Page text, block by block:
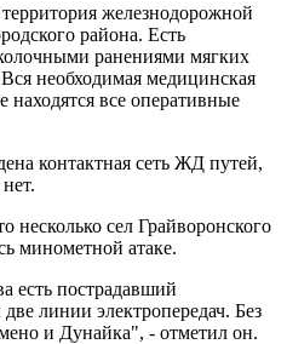
железнодорожной
района. Есть
ранениями мягких
необходимая медицинская
находятся все оперативные
контактная сеть ЖД путей,
несколько сел Грайворонского
минометной атаке.
есть пострадавший
линии электропередач. Без
и Дунайка", - отметил он.